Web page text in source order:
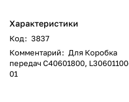
Характеристики
Код: 3837
Комментарий: Для Коробка
передач С40601800,
01